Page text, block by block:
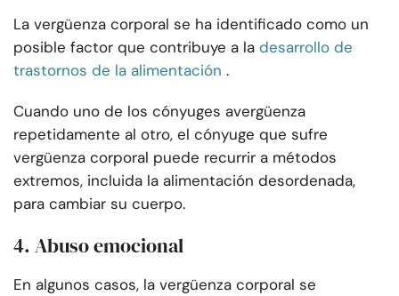
La vergüenza corporal se ha identificado como un
posible factor que contribuye a la desarrollo de
trastornos de la alimentación .
Cuando uno de los cónyuges avergüenza
repetidamente al otro, el cónyuge que sufre
vergüenza corporal puede recurrir a métodos
extremos, incluida la alimentación desordenada,
para cambiar su cuerpo.
4. Abuso emocional
En algunos casos, la vergüenza corporal se